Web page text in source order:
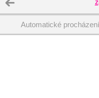
Automatické